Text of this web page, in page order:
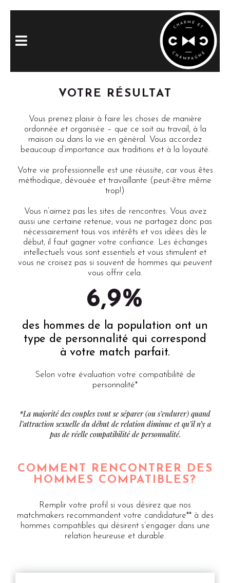
VOTRE RÉSULTAT
Vous prenez plaisir à faire les choses de manière
ordonnée et organisée – que ce soit au travail, à la
maison ou dans la vie en général. Vous accordez
beaucoup d’importance aux traditions et à la loyauté.
Votre vie professionnelle est une réussite, car vous êtes
méthodique, dévouée et travaillante (peut-être même
trop!)
Vous n’aimez pas les sites de rencontres. Vous avez
aussi une certaine retenue, vous ne partagez donc pas
nécessairement tous vos intérêts et vos idées dès le
début, il faut gagner votre confiance. Les échanges
intellectuels vous sont essentiels et vous stimulent et
vous ne croisez pas si souvent de hommes qui peuvent
vous offrir cela.
6,9%
des hommes de la population ont un
type de personnalité qui correspond
à votre match parfait.
Selon votre évaluation votre compatibilité de
personnalité*
*La majorité des couples vont se séparer (ou s’endurer) quand
l’attraction sexuelle du début de relation diminue et qu’il n’y a
pas de réelle compatibilité de personnalité.
COMMENT RENCONTRER DES
HOMMES COMPATIBLES?
Remplir votre profil si vous désirez que nos
matchmakers recommandent votre candidature** à des
hommes compatibles qui désirent s’engager dans une
relation heureuse et durable.